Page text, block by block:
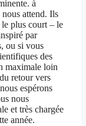
à
attend. Ils
le plus court – le
par
ou si vous
des
maximale loin
retour vers
espérons
nous
et très chargée
année.